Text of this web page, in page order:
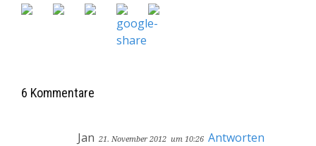
6 Kommentare
Jan 21. November 2012 um 10:26 Antworten